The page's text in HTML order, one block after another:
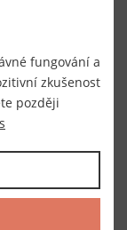
fungování a
zkušenost
později